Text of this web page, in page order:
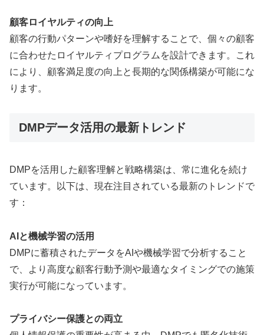
顧客ロイヤルティの向上
顧客の行動パターンや嗜好を理解することで、個々の顧客
に合わせたロイヤルティプログラムを設計できます。これ
により、顧客満足度の向上と長期的な関係構築が可能にな
ります。
DMPデータ活用の最新トレンド
DMPを活用した顧客理解と戦略構築は、常に進化を続け
ています。以下は、現在注目されている最新のトレンドで
す：
AIと機械学習の活用
DMPに蓄積されたデータをAIや機械学習で分析すること
で、より高度な顧客行動予測や最適なタイミングでの施策
実行が可能になっています。
プライバシー保護との両立